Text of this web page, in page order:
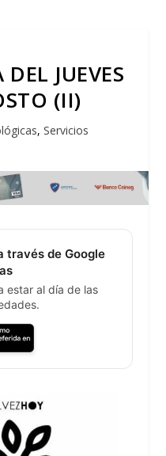
JUEVES
(II)
, Servicios
través de Google
estar al día de las